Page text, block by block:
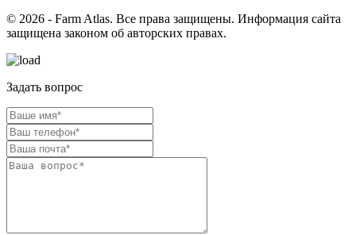
© 2026 - Farm Atlas. Все права защищены. Информация сайта
защищена законом об авторских правах.
Задать вопрос